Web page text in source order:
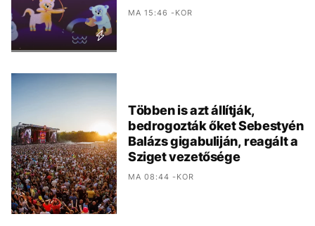
MA 15:46 -KOR
Többen is azt állítják,
bedrogozták őket Sebestyén
Balázs gigabuliján, reagált a
Sziget vezetősége
MA 08:44 -KOR